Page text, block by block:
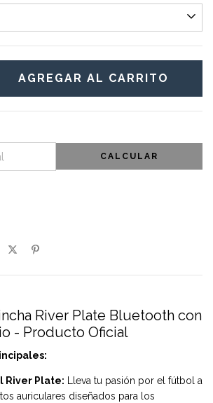
CALCULAR
River Plate Bluetooth con
- Producto Oficial
River Plate: Lleva tu pasión por el fútbol a
auriculares diseñados para los